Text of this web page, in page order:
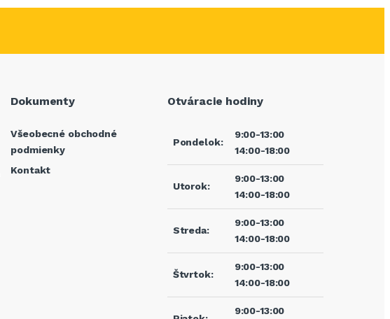
Dokumenty
Všeobecné obchodné
podmienky
Kontakt
Otváracie hodiny
Pondelok:
9:00-13:00
14:00-18:00
Utorok:
9:00-13:00
14:00-18:00
Streda:
9:00-13:00
14:00-18:00
Štvrtok:
9:00-13:00
14:00-18:00
9:00-13:00